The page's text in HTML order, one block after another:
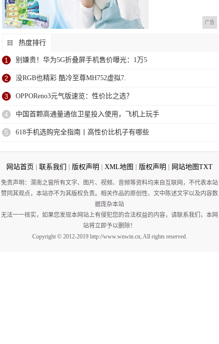
广告
热度排行
1 别嫌贵！华为5G折叠屏手机售价曝光：1万5
2 没RGB也精彩 酷冷至尊MH752虚拟7.
3 OPPOReno3元气版速览：性价比之选？
4 中国首颗高通量通信卫星投入使用，飞机上玩手
5 618手机选购完全指南丨高性价比机子有哪些
网站首页 联系我们 版权声明 XML地图 版权声明 网站地图TXT
免责声明：渭南之窗所有文字、图片、视频、音频等资料均来自互联网，不代表本站
赞同其观点，本站亦不为其版权负责。相关作品的原创性、文中陈述文字以及内容数
据庞杂本站
无法一一核实，如果您发现本网站上有侵犯您的合法权益的内容，请联系我们，本网
站将立即予以删除！
Copyright © 2012-2019 http://www.wnwin.cn, All rights reserved.